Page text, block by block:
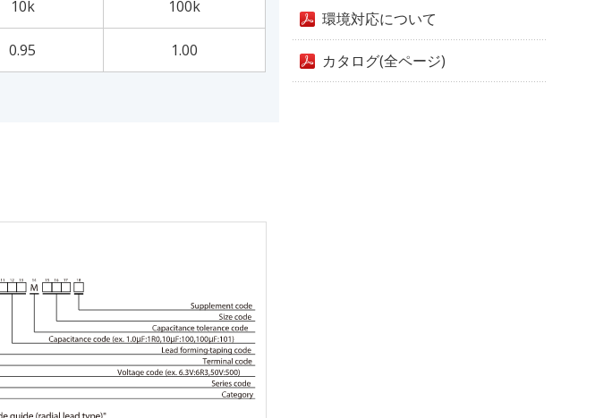
10k 100k
0.95 1.00
環境対応について
カタログ(全ページ)